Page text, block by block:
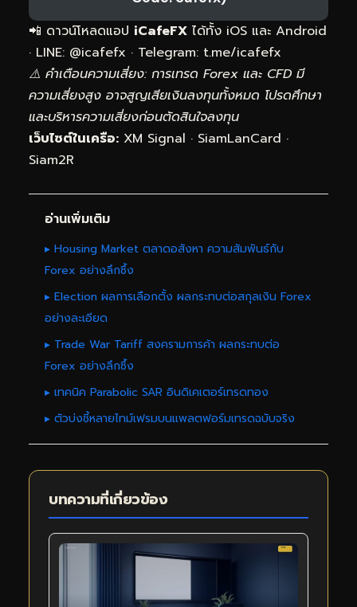
📲 ดาวน์โหลดแอป iCafeFX ได้ทั้ง iOS และ Android
· LINE: @icafefx · Telegram: t.me/icafefx
⚠️ คำเตือนความเสี่ยง: การเทรด Forex และ CFD มี
ความเสี่ยงสูง อาจสูญเสียเงินลงทุนทั้งหมด โปรดศึกษา
และบริหารความเสี่ยงก่อนตัดสินใจลงทุน
เว็บไซต์ในเครือ: XM Signal · SiamLanCard ·
Siam2R
อ่านเพิ่มเติม
▸ Housing Market ตลาดอสังหา ความสัมพันธ์กับ
Forex อย่างลึกซึ้ง
▸ Election ผลการเลือกตั้ง ผลกระทบต่อสกุลเงิน Forex
อย่างละเอียด
▸ Trade War Tariff สงครามการค้า ผลกระทบต่อ
Forex อย่างลึกซึ้ง
▸ เทคนิค Parabolic SAR อินดิเคเตอร์เทรดทอง
▸ ตัวบ่งชี้หลายไทม์เฟรมบนแพลตฟอร์มเทรดฉบับจริง
บทความที่เกี่ยวข้อง